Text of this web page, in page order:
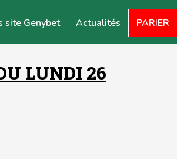
site Genybet Actualités PARIER
LUNDI 26